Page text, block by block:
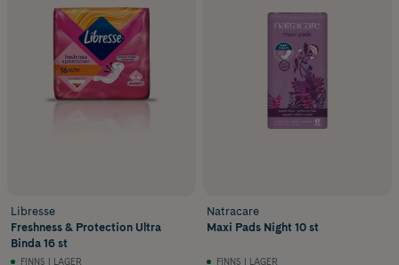
Libresse
Freshness & Protection Ultra
Binda 16 st
FINNS I LAGER
Natracare
Maxi Pads Night 10 st
FINNS I LAGER